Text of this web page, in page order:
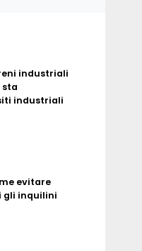
industriali
sta
industriali
evitare
gli inquilini